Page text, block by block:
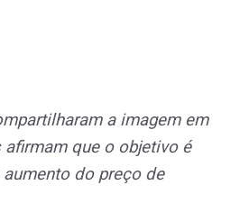
a imagem em
que o objetivo é
do preço de